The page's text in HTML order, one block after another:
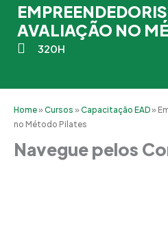
AVALIAÇÃO NO
320H
Home»Cursos »Capacitação EAD»
no Método Pilates
Navegue pelos